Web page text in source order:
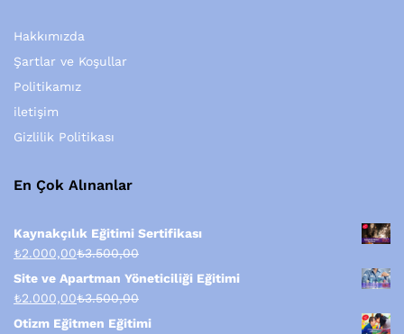
Hakkımızda
Şartlar ve Koşullar
Politikamız
iletişim
Gizlilik Politikası
En Çok Alınanlar
Kaynakçılık Eğitimi Sertifikası
₺2.000,00₺3.500,00
Site ve Apartman Yöneticiliği Eğitimi
₺2.000,00₺3.500,00
Otizm Eğitmen Eğitimi